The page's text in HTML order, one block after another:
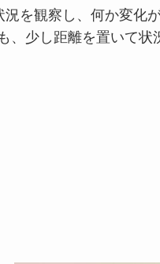
況を観察し、何か変化
、少し距離を置いて状